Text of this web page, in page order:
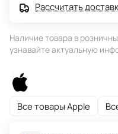
Рассчитать
Наличие товара в
узнавайте актуальную
Все товары Apple